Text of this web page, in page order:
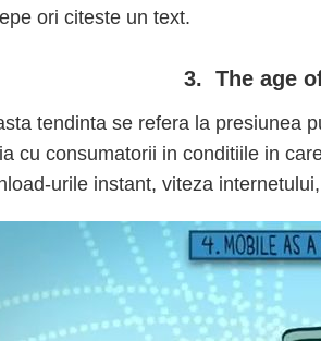
ori citeste un text.
3. The age
tendinta se refera la presiunea
cu consumatorii in conditiile in
urile instant, viteza